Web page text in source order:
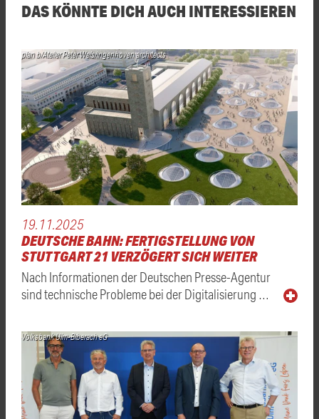
DAS KÖNNTE DICH AUCH INTERESSIEREN
plan b/Atelier Peter Wels/ingenhoven architects
19.11.2025
DEUTSCHE BAHN: FERTIGSTELLUNG VON
STUTTGART 21 VERZÖGERT SICH WEITER
Nach Informationen der Deutschen Presse-Agentur
sind technische Probleme bei der Digitalisierung …
Volksbank Ulm-Biberach eG